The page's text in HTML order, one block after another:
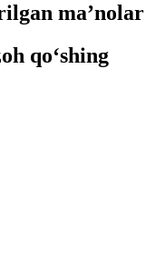
ma’nolar
qo‘shing